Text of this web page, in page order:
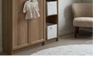
KOLLEKTION
Metropolitan